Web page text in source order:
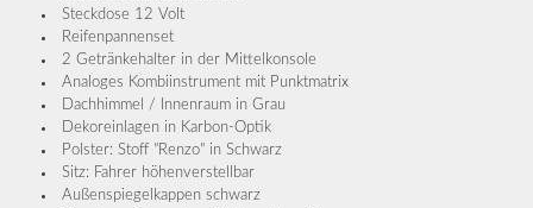
Steckdose 12 Volt
Reifenpannenset
2 Getränkehalter in der Mittelkonsole
Analoges Kombiinstrument mit Punktmatrix
Dachhimmel / Innenraum in Grau
Dekoreinlagen in Karbon-Optik
Polster: Stoff "Renzo" in Schwarz
Sitz: Fahrer höhenverstellbar
Außenspiegelkappen schwarz